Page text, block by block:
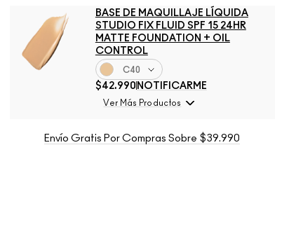
BASE DE MAQUILLAJE LÍQUIDA
STUDIO FIX FLUID SPF 15 24HR
MATTE FOUNDATION + OIL
CONTROL
C40
$42.990 NOTIFICARME
Ver Más Productos
Envío Gratis Por Compras Sobre $39.990